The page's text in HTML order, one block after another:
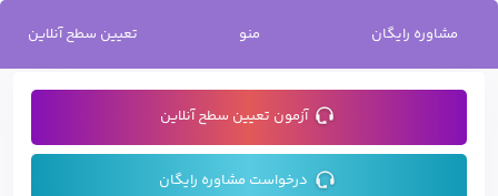
مشاوره رایگان منو تعیین سطح آنلاین / چالش‌های یادگیری زبان آلمانی
آزمون تعیین سطح آنلاین
درخواست مشاوره رایگان